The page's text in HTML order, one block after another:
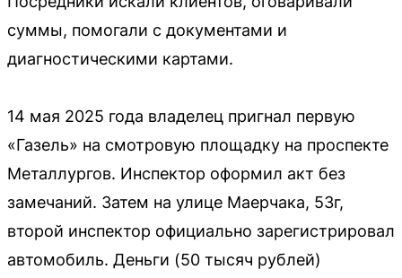
суммы, помогали с документами и
диагностическими картами.
14 мая 2025 года владелец пригнал первую
«Газель» на смотровую площадку на проспекте
Металлургов. Инспектор оформил акт без
замечаний. Затем на улице Маерчака, 53г,
второй инспектор официально зарегистрировал
автомобиль. Деньги (50 тысяч рублей)